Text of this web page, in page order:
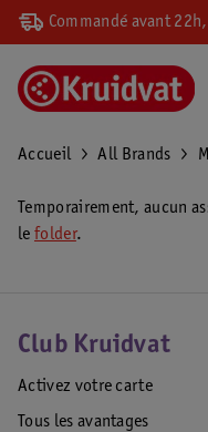
Commandé avant
Accueil All Brands
Temporairement, aucun
le folder.
Club Kruidvat
Activez votre carte
Tous les avantages